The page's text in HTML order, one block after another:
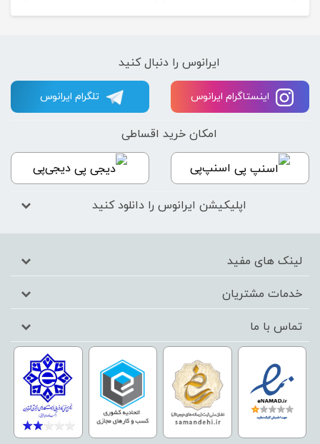
ایرانوس را دنبال کنید
تلگرام ایرانوس اینستاگرام ایرانوس
امکان خرید اقساطی
اسنپ‌پی دیجی‌پی
اپلیکیشن ایرانوس را دانلود کنید
لینک های مفید
خدمات مشتریان
تماس با ما